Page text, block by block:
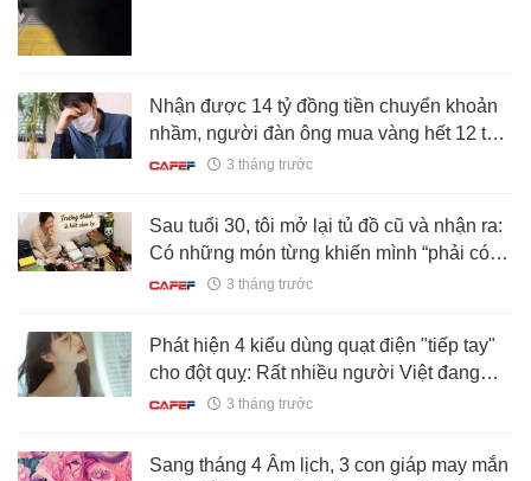
Nhận được 14 tỷ đồng tiền chuyển khoản
nhầm, người đàn ông mua vàng hết 12 tỷ
rồi bị bắt, tuyên bố: “Tiền tự nhiên vào tài
3 tháng trước
Sau tuổi 30, tôi mở lại tủ đồ cũ và nhận ra:
Có những món từng khiến mình “phải có
bằng được”, giờ chỉ còn phủ bụi trong góc
3 tháng trước
Phát hiện 4 kiểu dùng quạt điện "tiếp tay"
cho đột quỵ: Rất nhiều người Việt đang
làm
3 tháng trước
Sang tháng 4 Âm lịch, 3 con giáp may mắn